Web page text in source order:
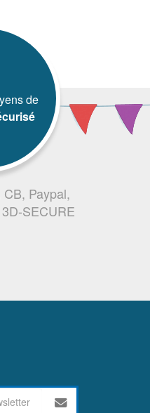
de
Paypal,
SECURE